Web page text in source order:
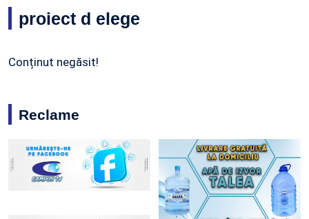
proiect d elege
Conținut negăsit!
Reclame